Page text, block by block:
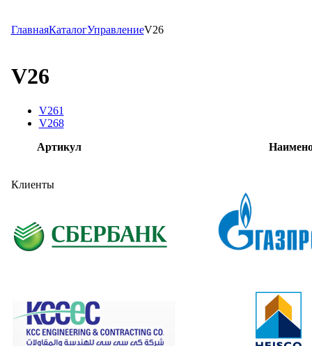
ГлавнаяКаталогУправлениеV26
V26
V261
V268
Артикул
Клиенты